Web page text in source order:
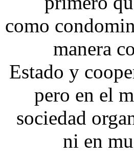
como
manera
Estado y
pero en el
sociedad
ni en